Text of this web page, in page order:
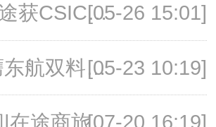
“数”说在途获CSIC「2022-2023年度最具创新数字化产品」奖的背后
[05-26 15:01]
在途荣膺东航双料奖项，“狂飙”商旅赛道！点击解锁→
[05-23 10:19]
企业新闻|在途商旅亮相2021未来大会，以数字化差旅为企业创造价值
[07-20 16:19]